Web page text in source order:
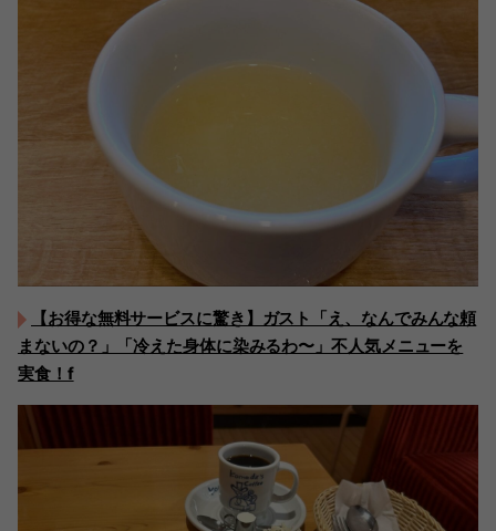
【お得な無料サービスに驚き】ガスト「え、なんでみんな頼
まないの？」「冷えた身体に染みるわ〜」不人気メニューを
実食！f